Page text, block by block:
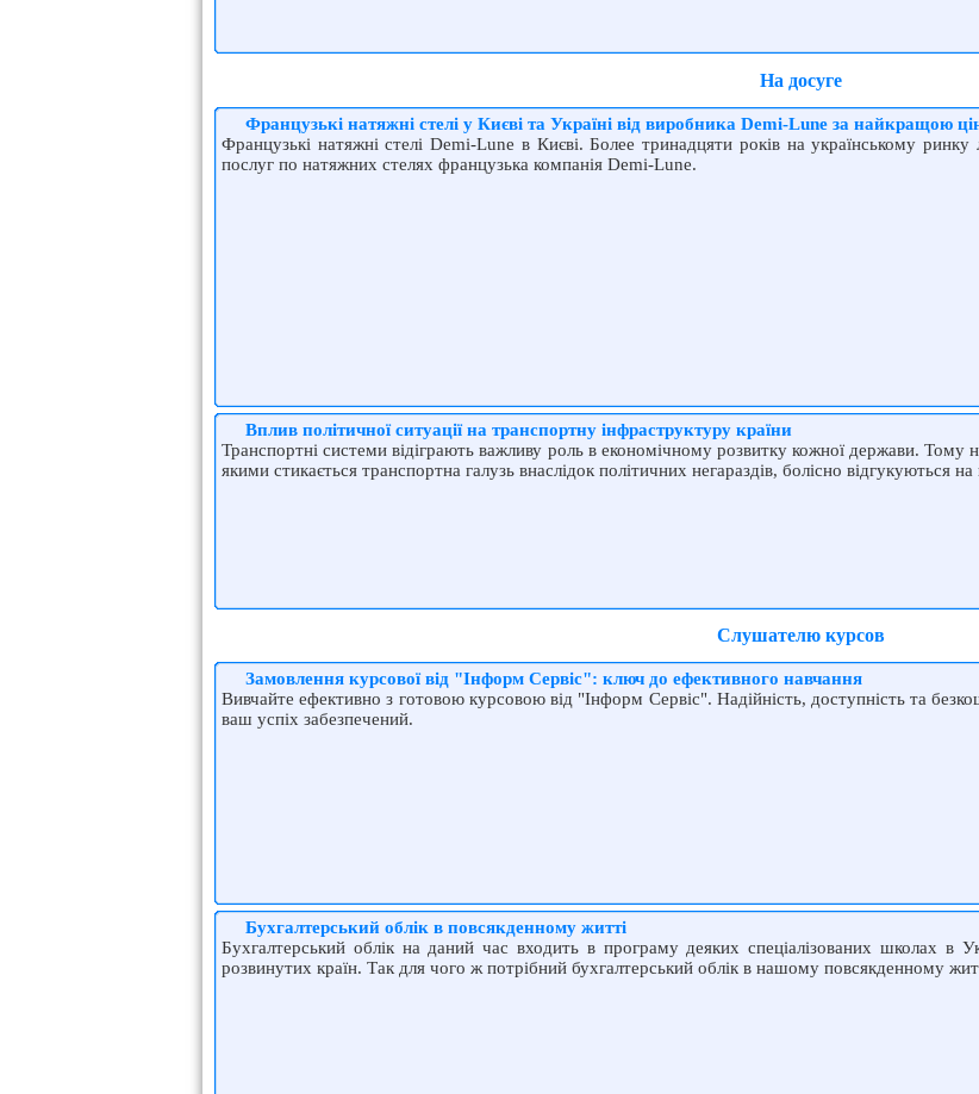
На досуге
Французькі натяжні стелі у Києві та Україні від виробника Demi-Lune за найкращою
Французькі натяжні стелі Demi-Lune в Києві. Более тринадцяти років на українському ринку
послуг по натяжних стелях французька компанія Demi-Lune.
Вплив політичної ситуації на транспортну інфраструктуру країни
Транспортні системи відіграють важливу роль в економічному розвитку кожної держави.
якими стикається транспортна галузь внаслідок політичних негараздів, болісно відгукуються на
Слушателю курсов
Замовлення курсової від "Інформ Сервіс": ключ до ефективного навчання
Вивчайте ефективно з готовою курсовою від "Інформ Сервіс". Надійність, доступність та
ваш успіх забезпечений.
Бухгалтерський облік в повсякденному житті
Бухгалтерський облік на даний час входить в програму деяких спеціалізованих школах в
розвинутих країн. Так для чого ж потрібний бухгалтерський облік в нашому повсякденному